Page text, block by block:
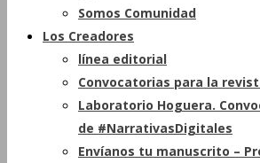
Somos Comunidad
Los Creadores
línea editorial
Convocatorias para la
Laboratorio Hoguera.
de #NarrativasDigitales
Envíanos tu manuscrito –